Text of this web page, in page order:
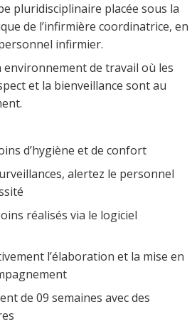
pluridisciplinaire placée sous la
de l’infirmière coordinatrice, en
infirmier.
environnement de travail où les
et la bienveillance sont au
d’hygiène et de confort
alertez le personnel
réalisés via le logiciel
l’élaboration et la mise en
de 09 semaines avec des